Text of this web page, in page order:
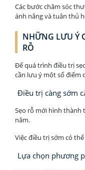
Các bước chăm sóc
ánh nắng và tuân thủ
NHỮNG LƯU Ý
RỖ
Để quá trình điều trị
cần lưu ý một số điểm
Điều trị càng sớm
Sẹo rỗ mới hình thành
năm.
Việc điều trị sớm có
Lựa chọn phương